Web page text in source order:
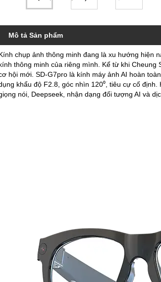
Mô tả Sản phẩm
chụp ảnh thông minh đang là xu hướng hiện
thông minh của riêng mình. Kể từ khi
hội mới. SD-G7pro là kính máy ảnh AI hoàn
khẩu độ F2.8, góc nhìn 120⁰, tiêu cự cố
nói, Deepseek, nhận dạng đối tượng AI và